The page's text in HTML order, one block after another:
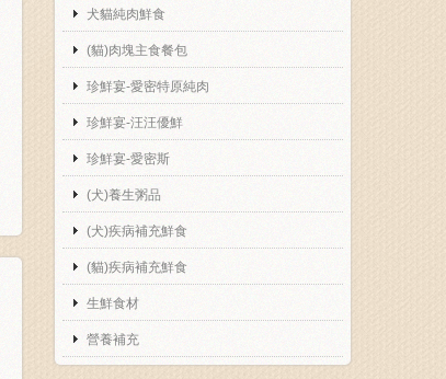
犬貓純肉鮮食
(貓)肉塊主食餐包
珍鮮宴-愛密特原純肉
珍鮮宴-汪汪優鮮
珍鮮宴-愛密斯
(犬)養生粥品
(犬)疾病補充鮮食
(貓)疾病補充鮮食
生鮮食材
營養補充